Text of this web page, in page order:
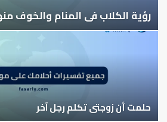
رؤية الكلاب في المنام والخوف
حلمت أن زوجتي تكلم رجل آخر